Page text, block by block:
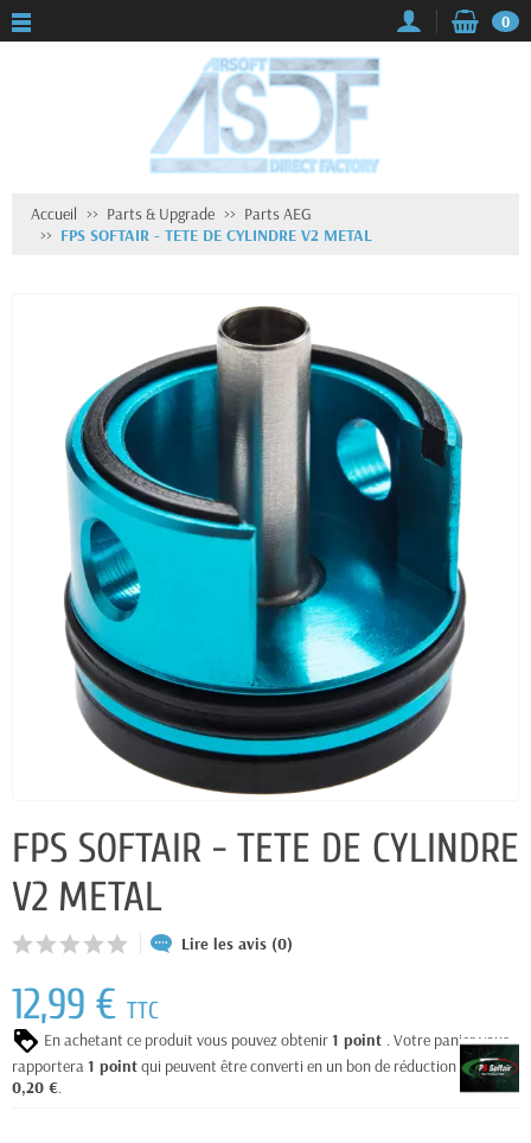
0
Accueil Parts & Upgrade
Parts AEG
FPS SOFTAIR - TETE DE CYLINDRE V2 METAL
FPS SOFTAIR - TETE DE CYLINDRE
V2 METAL
Lire les avis (0)
12,99 € TTC
En achetant ce produit vous pouvez obtenir1 point . Votre panier vous
rapportera1 pointqui peuvent être converti en un bon de réduction de
0,20 €.